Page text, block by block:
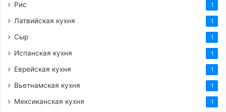
Рис 1
Латвийская кухня 1
Сыр 1
Испанская кухня 1
Еврейская кухня 1
Вьетнамская кухня 1
Мексиканская кухня 1